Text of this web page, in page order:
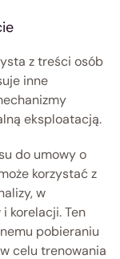
z treści osób
inne
eksploatacją.
do umowy o
korzystać z
w
korelacji. Ten
pobieraniu
celu trenowania